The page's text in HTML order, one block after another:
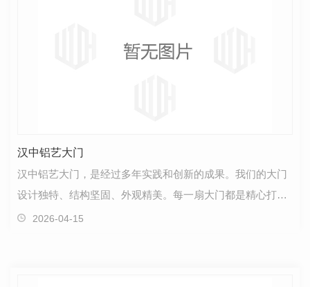
汉中铝艺大门
汉中铝艺大门，是经过多年实践和创新的成果。我们的大门
设计独特、结构坚固、外观精美。每一扇大门都是精心打
造，旨在为客户提供 、美观并具有长久耐用性的产品…
2026-04-15